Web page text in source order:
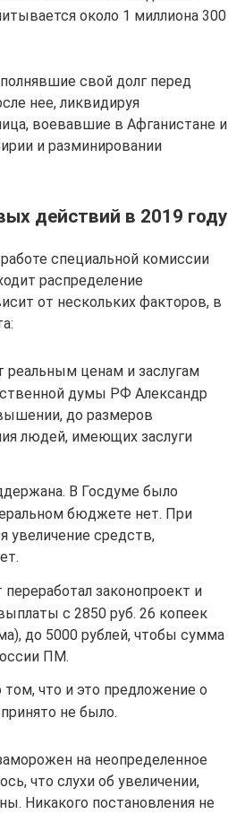
около 1 миллиона 300
свой долг перед
нее, ликвидируя
воевавшие в Афганистане и
и разминировании
действий в 2019 году
специальной комиссии
распределение
от нескольких факторов, в
реальным ценам и заслугам
думы РФ Александр
до размеров
людей, имеющих заслуги
В Госдуме было
бюджете нет. При
увеличение средств,
законопроект и
с 2850 руб. 26 копеек
до 5000 рублей, чтобы сумма
ПМ.
что и это предложение о
не было.
на неопределенное
что слухи об увеличении,
Никакого постановления не